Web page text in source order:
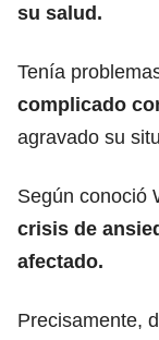
su salud.
Tenía
complicado
agravado su
Según conoció
crisis de
afectado.
Precisamente,